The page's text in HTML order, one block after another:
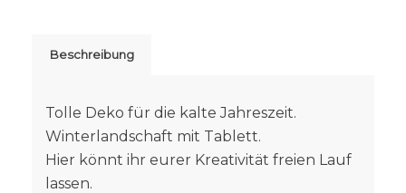
Beschreibung
Tolle Deko für die kalte Jahreszeit.
Winterlandschaft mit Tablett.
Hier könnt ihr eurer Kreativität freien Lauf
lassen.